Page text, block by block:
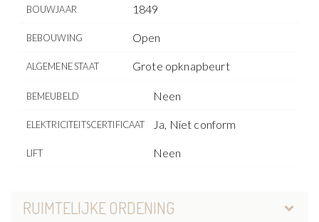
BOUWJAAR 1849
BEBOUWING Open
ALGEMENE STAAT Grote opknapbeurt
BEMEUBELD Neen
ELEKTRICITEITSCERTIFICAAT Ja, Niet conform
LIFT Neen
RUIMTELIJKE ORDENING